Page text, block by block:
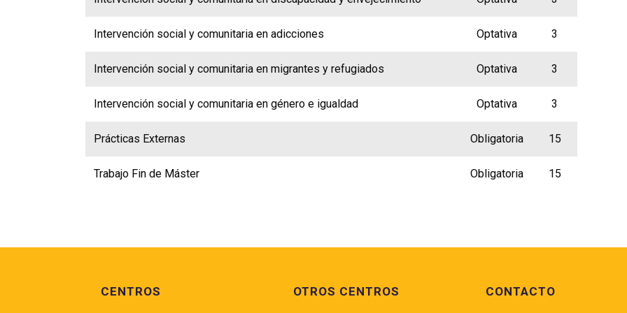
Intervención social y comunitaria en adicciones Optativa 3
Intervención social y comunitaria en migrantes y refugiados Optativa 3
Intervención social y comunitaria en género e igualdad Optativa 3
Prácticas Externas Obligatoria 15
Trabajo Fin de Máster Obligatoria 15
CENTROS OTROS CENTROS CONTACTO